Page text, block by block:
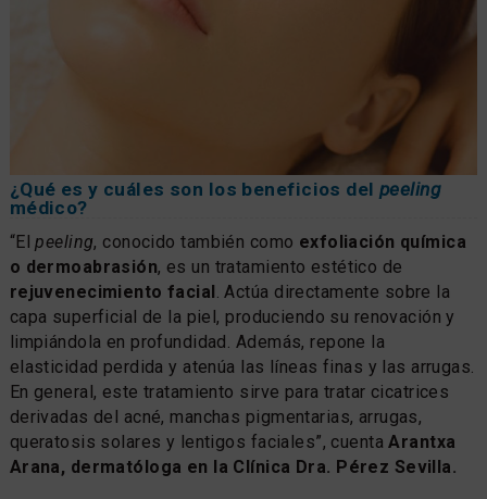
¿Qué es y cuáles son los beneficios del peeling
médico?
“Elpeeling, conocido también como exfoliación química
o dermoabrasión, es un tratamiento estético de
rejuvenecimiento facial. Actúa directamente sobre la
capa superficial de la piel, produciendo su renovación y
limpiándola en profundidad. Además, repone la
elasticidad perdida y atenúa las líneas finas y las arrugas.
En general, este tratamiento sirve para tratar cicatrices
derivadas del acné, manchas pigmentarias, arrugas,
queratosis solares y lentigos faciales”, cuentaArantxa
Arana, dermatóloga en la Clínica Dra. Pérez Sevilla.